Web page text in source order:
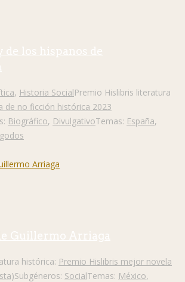
de los hispanos de
, Historia SocialPremio Hislibris literatura
de no ficción histórica 2023
Biográfico, DivulgativoTemas: España,
Guillermo Arriaga
histórica: Premio Hislibris mejor novela
Subgéneros: SocialTemas: México,